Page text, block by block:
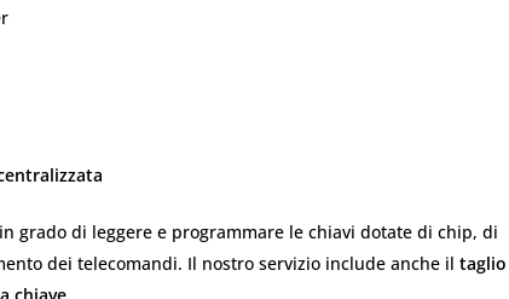
in grado di leggere e programmare le chiavi dotate di chip, di
dei telecomandi. Il nostro servizio include anche il taglio